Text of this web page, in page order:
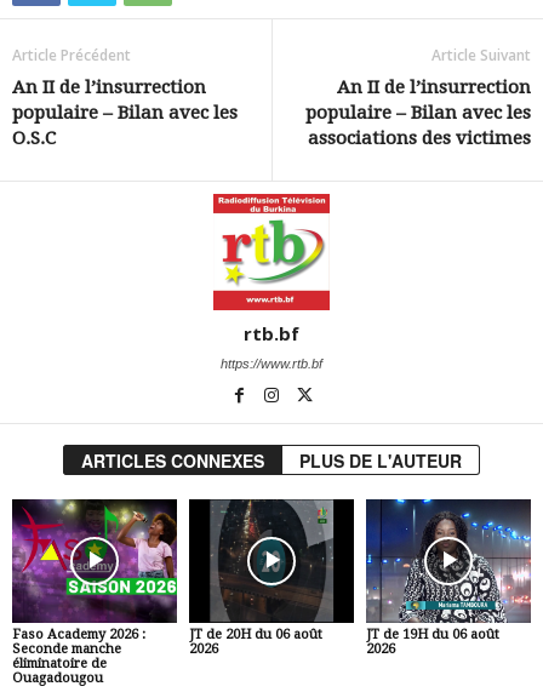
Article Précédent
An II de l’insurrection
populaire – Bilan avec les
O.S.C
Article Suivant
An II de l’insurrection
populaire – Bilan avec les
associations des victimes
rtb.bf
https://www.rtb.bf
ARTICLES CONNEXES PLUS DE L'AUTEUR
Faso Academy 2026 :
Seconde manche
éliminatoire de
Ouagadougou
JT de 20H du 06 août
2026
JT de 19H du 06 août
2026